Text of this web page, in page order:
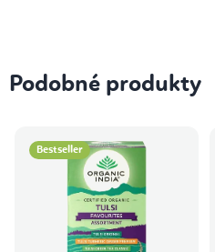
Podobné produkty
Bestseller